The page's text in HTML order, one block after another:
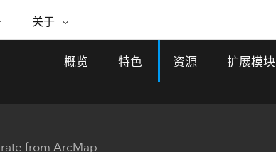
自助服务
的全球 GIS 创新
关于
关于 ESRI
概览 特色 资源 扩展模块
from ArcMap